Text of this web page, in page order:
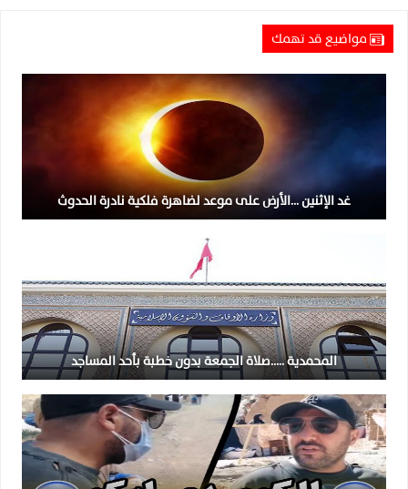
مواضيع قد تهمك
غد الإثنين …الأرض على موعد لضاهرة فلكية نادرة الحدوث
المحمدية …..صلاة الجمعة بدون خطبة بأحد المساجد